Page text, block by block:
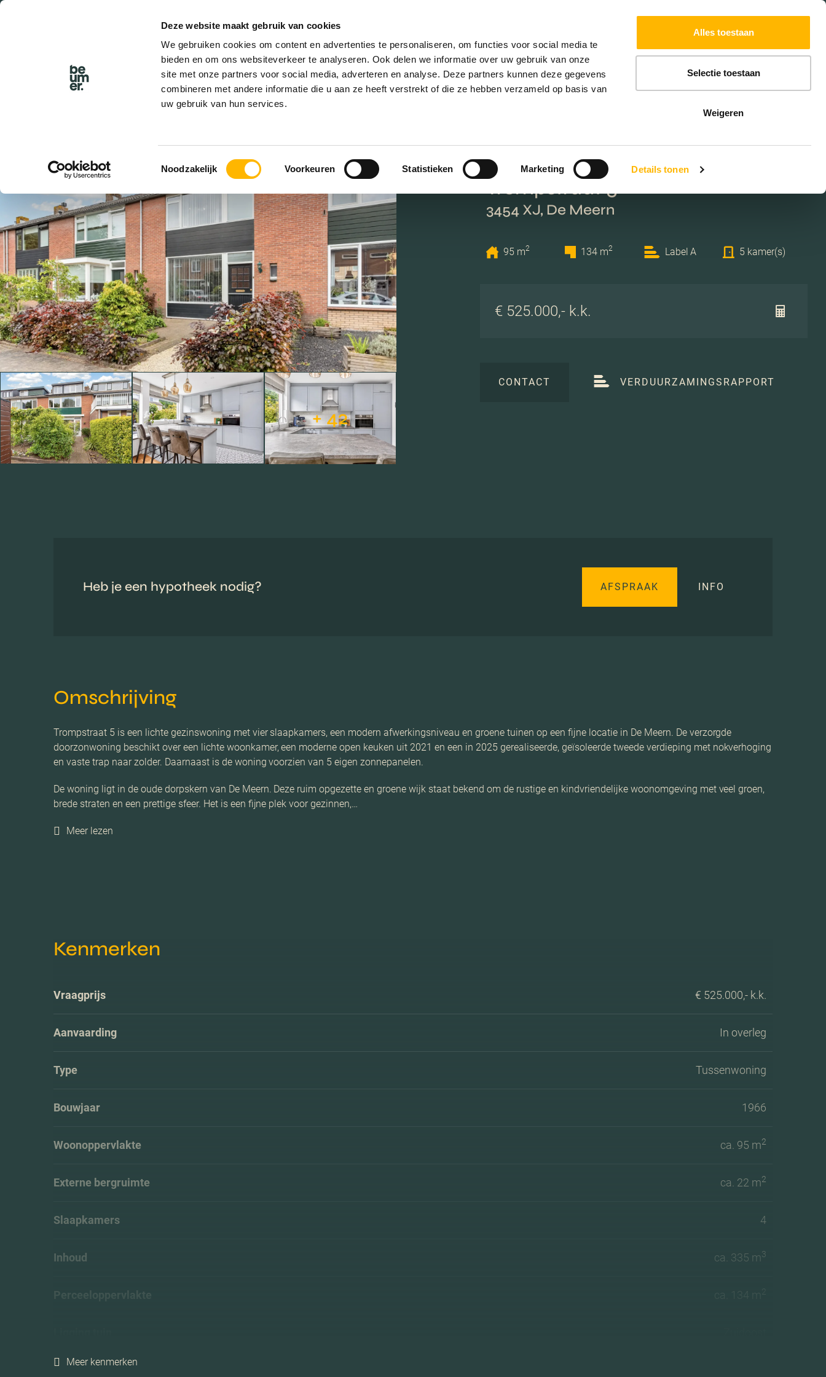
Deze website maakt gebruik van cookies
We gebruiken cookies om content en advertenties te personaliseren, om functies voor social media te
bieden en om ons websiteverkeer te analyseren. Ook delen we informatie over uw gebruik van onze
site met onze partners voor social media, adverteren en analyse. Deze partners kunnen deze gegevens
combineren met andere informatie die u aan ze heeft verstrekt of die ze hebben verzameld op basis van
uw gebruik van hun services.
Toestemmingsselectie
Noodzakelijk Voorkeuren Statistieken Marketing Details tonen
Alles toestaan
Selectie toestaan
Weigeren
+ 42
Trompstraat 5
3454 XJ, De Meern
95 m2 134 m2 Label A 5 kamer(s)
€ 525.000,- k.k.
CONTACT VERDUURZAMINGSRAPPORT
Heb je een hypotheek nodig? AFSPRAAK INFO
Omschrijving
Trompstraat 5 is een lichte gezinswoning met vier slaapkamers, een modern afwerkingsniveau en groene tuinen op een fijne locatie in De Meern. De verzorgde
doorzonwoning beschikt over een lichte woonkamer, een moderne open keuken uit 2021 en een in 2025 gerealiseerde, geïsoleerde tweede verdieping met nokverhoging
en vaste trap naar zolder. Daarnaast is de woning voorzien van 5 eigen zonnepanelen.
De woning ligt in de oude dorpskern van De Meern. Deze ruim opgezette en groene wijk staat bekend om de rustige en kindvriendelijke woonomgeving met veel groen,
brede straten en een prettige sfeer. Het is een fijne plek voor gezinnen,…
Meer lezen
Kenmerken
Vraagprijs € 525.000,- k.k.
Aanvaarding In overleg
Type Tussenwoning
Bouwjaar 1966
Woonoppervlakte ca. 95 m2
Externe bergruimte ca. 22 m2
Slaapkamers 4
Inhoud ca. 335 m3
Perceeloppervlakte
Energielabel
Meer kenmerken